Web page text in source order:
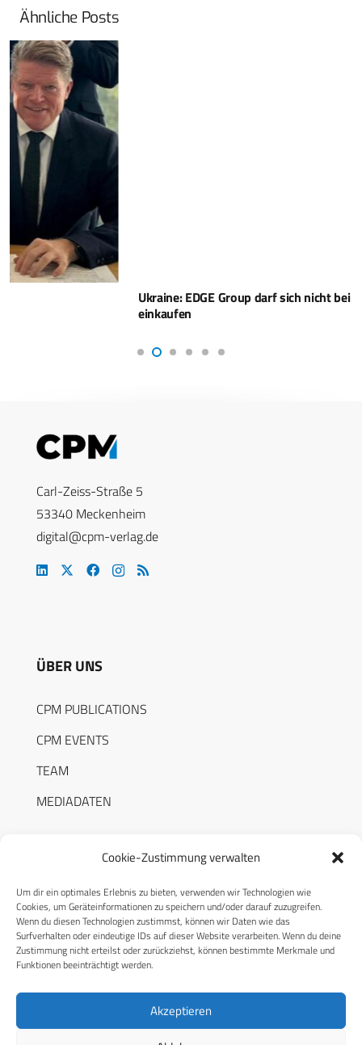
Cookie-Zustimmung verwalten
Um dir ein optimales Erlebnis zu bieten, verwenden wir Technologien wie
Cookies, um Geräteinformationen zu speichern und/oder darauf zuzugreifen.
Wenn du diesen Technologien zustimmst, können wir Daten wie das
Surfverhalten oder eindeutige IDs auf dieser Website verarbeiten. Wenn du deine
Zustimmung nicht erteilst oder zurückziehst, können bestimmte Merkmale und
Funktionen beeinträchtigt werden.
Akzeptieren
Ähnliche Posts
Ukraine: EDGE Group darf sich nicht bei Fire Point
Carl-Zeiss-Straße 5
53340 Meckenheim
digital@cpm-verlag.de
ÜBER UNS
CPM PUBLICATIONS
CPM EVENTS
TEAM
MEDIADATEN
RECHTLICHES
Datenschutzerklärung
Cookie-Richtlinie (EU)